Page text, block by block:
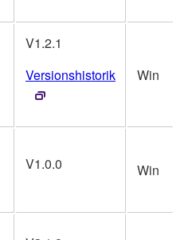
V1.2.1
Versionshistorik
Win
V1.0.0 Win